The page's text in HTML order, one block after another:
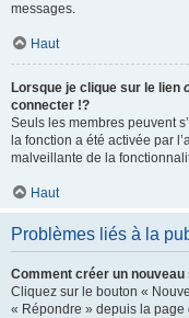
messages.
Haut
Lorsque je clique sur le lien
connecter !?
Seuls les membres peuvent
la fonction a été activée par
malveillante de la
Haut
Problèmes liés à la
Comment créer un
Cliquez sur le bouton «
« Répondre » depuis la page